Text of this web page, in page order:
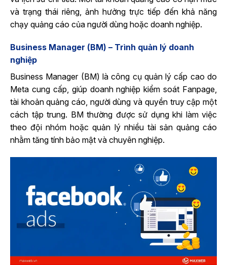
và trạng thái riêng, ảnh hưởng trực tiếp đến khả năng
chạy quảng cáo của người dùng hoặc doanh nghiệp.
Business Manager (BM) – Trình quản lý doanh
nghiệp
Business Manager (BM) là công cụ quản lý cấp cao do
Meta cung cấp, giúp doanh nghiệp kiểm soát Fanpage,
tài khoản quảng cáo, người dùng và quyền truy cập một
cách tập trung. BM thường được sử dụng khi làm việc
theo đội nhóm hoặc quản lý nhiều tài sản quảng cáo
nhằm tăng tính bảo mật và chuyên nghiệp.